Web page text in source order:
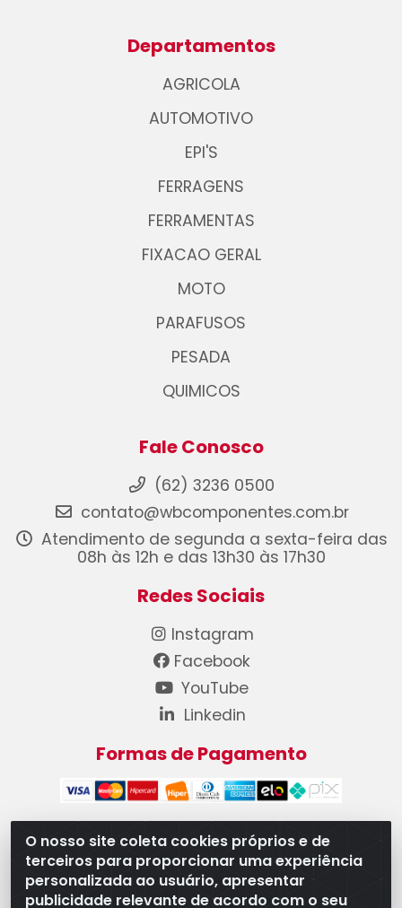
O nosso site coleta cookies próprios e de
terceiros para proporcionar uma experiência
personalizada ao usuário, apresentar
publicidade relevante de acordo com o seu
Departamentos
AGRICOLA
AUTOMOTIVO
EPI'S
FERRAGENS
FERRAMENTAS
FIXACAO GERAL
MOTO
PARAFUSOS
PESADA
QUIMICOS
Fale Conosco
(62) 3236 0500
contato@wbcomponentes.com.br
Atendimento de segunda a sexta-feira das
08h às 12h e das 13h30 às 17h30
Redes Sociais
Instagram
Facebook
YouTube
Linkedin
Formas de Pagamento
WB Componentes Automotivos LTDA - CNPJ
08.528.393/0001-12 - Rua do Níquel, 667 - Parque
Oeste Industrial, Goiânia/GO - CEP 74375-660